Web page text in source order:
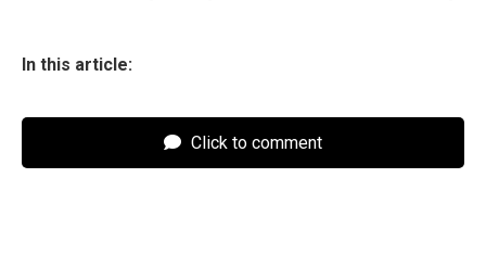
In this article:
Click to comment